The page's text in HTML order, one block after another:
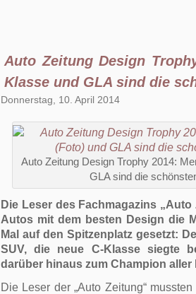
Auto Zeitung Design
Klasse und GLA sind die
Donnerstag, 10. April 2014
Auto Zeitung Design Trophy 2014:
GLA sind die
Die Leser des Fachmagazins
Autos mit dem besten Design die
Mal auf den Spitzenplatz gesetzt:
SUV, die neue C-Klasse siegte
darüber hinaus zum Champion aller
Die Leser der „Auto Zeitung“